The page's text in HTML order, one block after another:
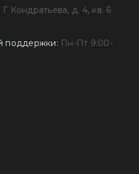
Кондратьева, д. 4, кв. 6
поддержки: Пн-Пт 9:00-